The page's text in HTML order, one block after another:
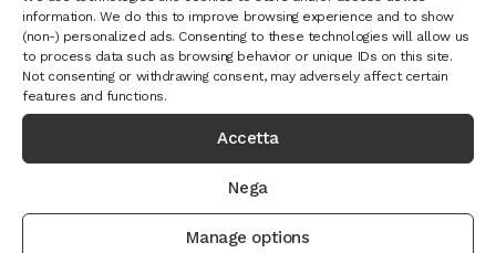
information. We do this to improve browsing experience and to show
(non-) personalized ads. Consenting to these technologies will allow us
to process data such as browsing behavior or unique IDs on this site.
Not consenting or withdrawing consent, may adversely affect certain
features and functions.
Accetta
Nega
Manage options
Ultimi Prodotti
Caciotta formaggio della Solidarietà - TEST
originaleattuale
Cioccolata con Fiori Norcia - TEST
IVA INCLUSA